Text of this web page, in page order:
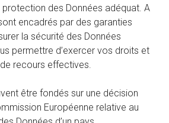
protection des Données adéquat. A
encadrés par des garanties
la sécurité des Données
permettre d’exercer vos droits et
recours effectives.
être fondés sur une décision
Européenne relative au